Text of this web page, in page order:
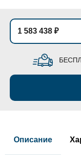
1 583 438 ₽
Описание